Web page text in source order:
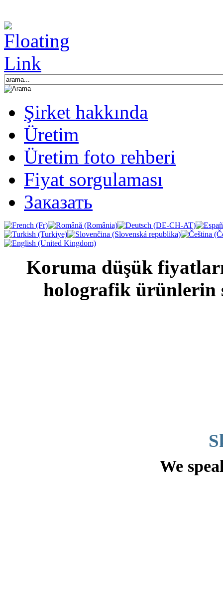
Şirket hakkında
Üretim
Üretim foto rehberi
Fiyat sorgulaması
Заказать
Koruma düşük
holografik ürünlerin
We